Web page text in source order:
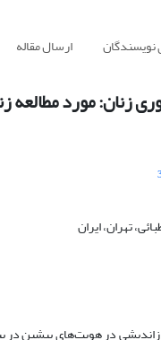
نویسندگان ارسال مقاله
زنان: مورد
3
تهران، ایران